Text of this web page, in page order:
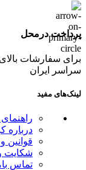
پرداخت درمحل
سراسر ایران
لینک‌های مفید
درباره
قوانین
شکایت و
تماس